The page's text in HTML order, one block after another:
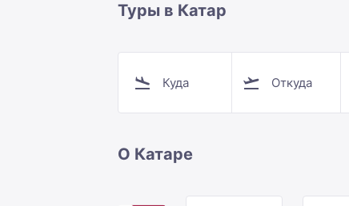
Туры в Катар
Куда Откуда
О Катаре